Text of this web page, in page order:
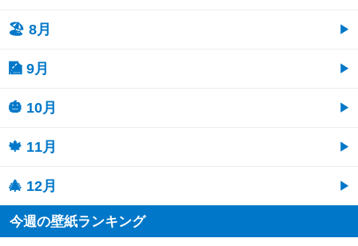
🏖 8月
🎑 9月
🎃 10月
🍁 11月
🎄 12月
今週の壁紙ランキング